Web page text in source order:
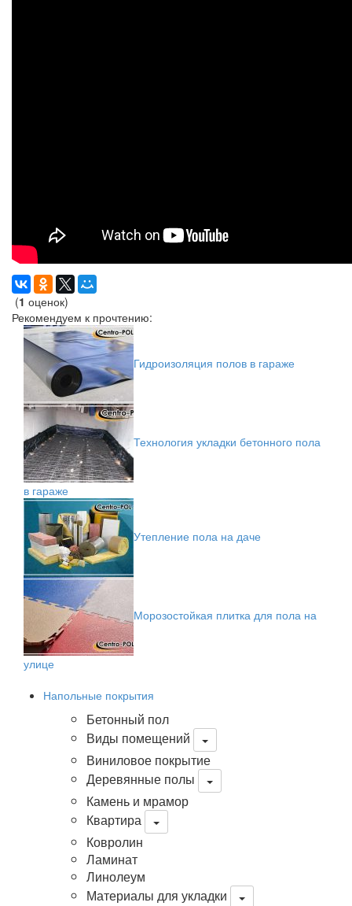
(1 оценок)
Рекомендуем к прочтению:
Гидроизоляция полов в гараже
Технология укладки бетонного пола
в гараже
Утепление пола на даче
Морозостойкая плитка для пола на
улице
Напольные покрытия
Бетонный пол
Виды помещений
Виниловое покрытие
Деревянные полы
Камень и мрамор
Квартира
Ковролин
Ламинат
Линолеум
Материалы для укладки